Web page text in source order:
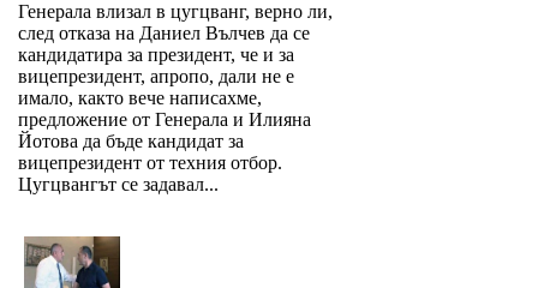
Генерала влизал в цугцванг, верно ли,
след отказа на Даниел Вълчев да се
кандидатира за президент, че и за
вицепрезидент, апропо, дали не е
имало, както вече написахме,
предложение от Генерала и Илияна
Йотова да бъде кандидат за
вицепрезидент от техния отбор.
Цугцвангът се задавал...